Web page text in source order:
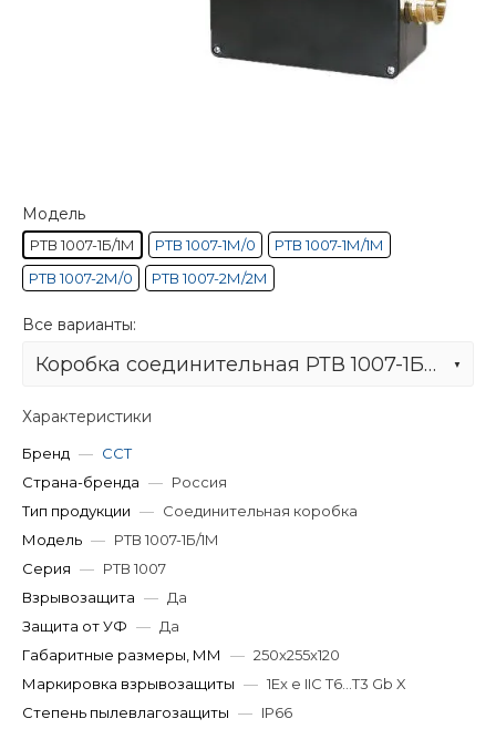
Модель
РТВ 1007-1Б/1М РТВ 1007-1М/0
РТВ 1007-1М/1М
РТВ 1007-2М/0
РТВ 1007-2М/2М
Все варианты:
Коробка соединительная РТВ 1007-1Б/1М
Характеристики
Бренд — ССТ
Страна-бренда — Россия
Тип продукции — Соединительная коробка
Модель — РТВ 1007-1Б/1М
Серия — РТВ 1007
Взрывозащита — Да
Защита от УФ — Да
Габаритные размеры, ММ
— 250x255x120
Маркировка взрывозащиты — 1Ex e IIC T6...T3 Gb X
Степень пылевлагозащиты — IP66